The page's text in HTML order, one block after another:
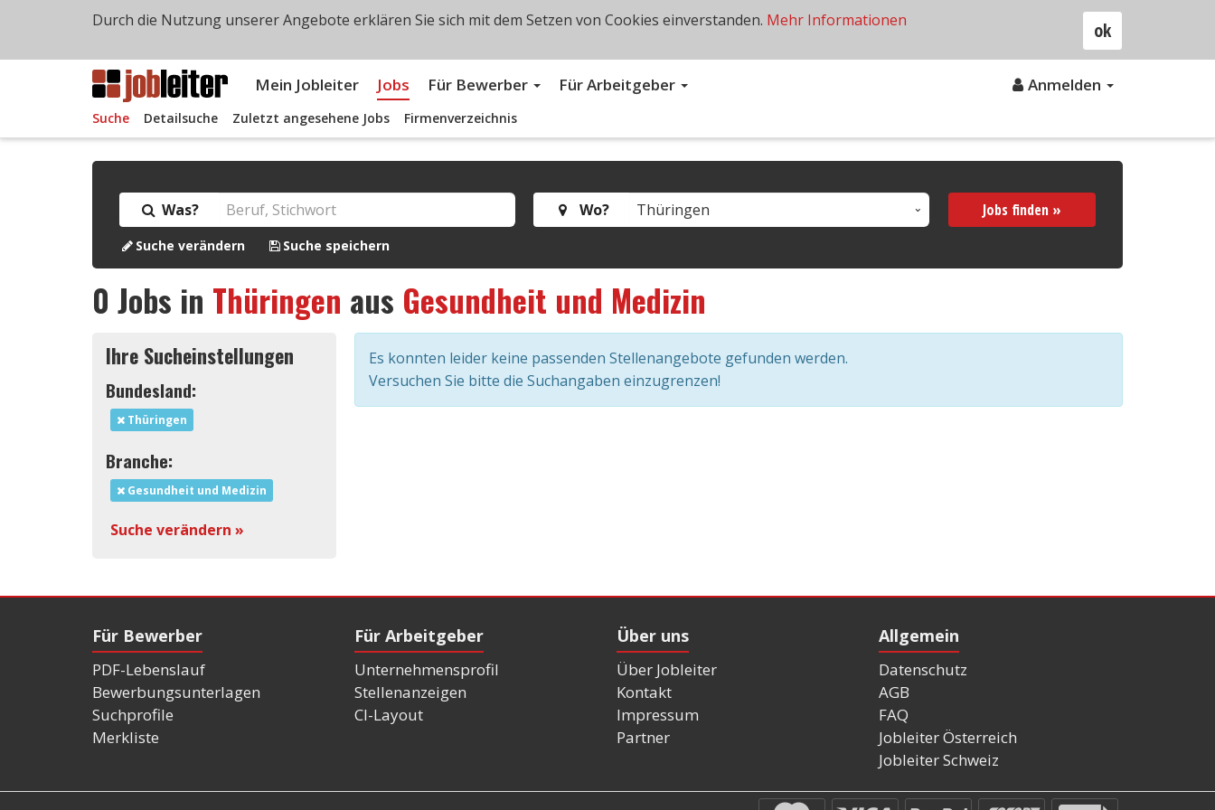
Mein Jobleiter Jobs Für Bewerber Für Arbeitgeber Anmelden
Suche Detailsuche Zuletzt angesehene Jobs Firmenverzeichnis
Was? Wo? Jobs finden »
Suche verändern Suche speichern
0 Jobs in Thüringen aus Gesundheit und Medizin
Ihre Sucheinstellungen
Bundesland:
Thüringen
Branche:
Gesundheit und Medizin
Suche verändern »
Es konnten leider keine passenden Stellenangebote gefunden werden.
Versuchen Sie bitte die Suchangaben einzugrenzen!
Für Bewerber
PDF-Lebenslauf
Bewerbungsunterlagen
Suchprofile
Merkliste
Für Arbeitgeber
Unternehmensprofil
Stellenanzeigen
CI-Layout
Über uns
Über Jobleiter
Kontakt
Impressum
Partner
Allgemein
Datenschutz
AGB
FAQ
Jobleiter Österreich
Jobleiter Schweiz
ok
Durch die Nutzung unserer Angebote erklären Sie sich mit dem Setzen von Cookies einverstanden. Mehr Informationen